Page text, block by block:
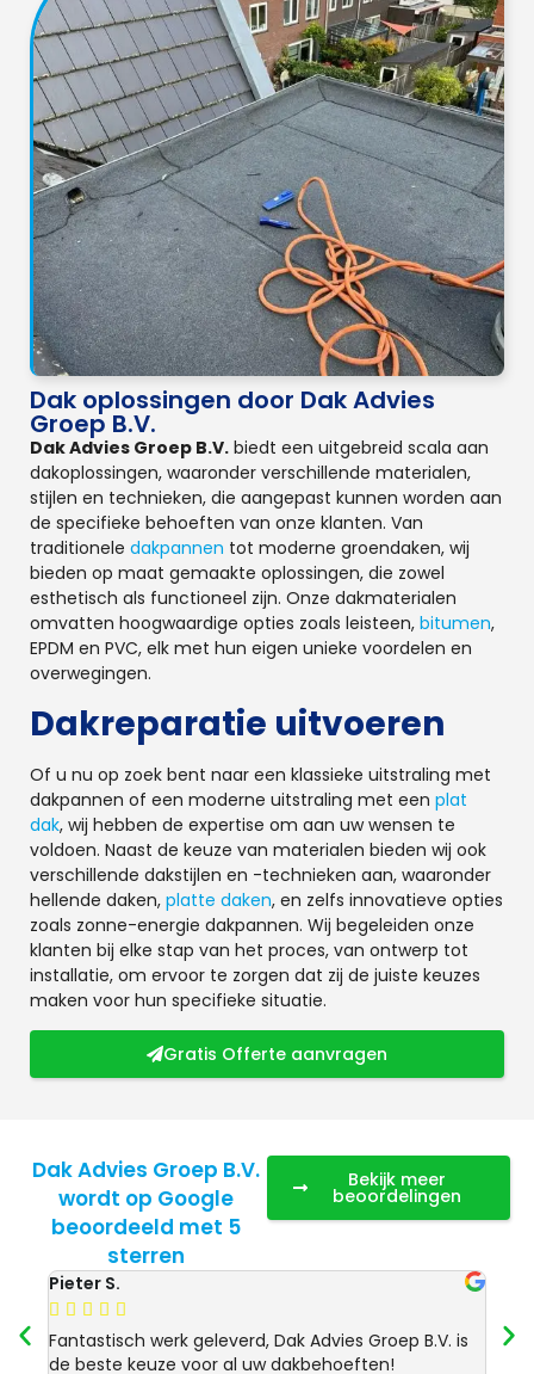
Dak oplossingen door Dak Advies
Groep B.V.
Dak Advies Groep B.V. biedt een uitgebreid scala aan
dakoplossingen, waaronder verschillende materialen,
stijlen en technieken, die aangepast kunnen worden aan
de specifieke behoeften van onze klanten. Van
traditionele dakpannen tot moderne groendaken, wij
bieden op maat gemaakte oplossingen, die zowel
esthetisch als functioneel zijn. Onze dakmaterialen
omvatten hoogwaardige opties zoals leisteen, bitumen,
EPDM en PVC, elk met hun eigen unieke voordelen en
overwegingen.
Dakreparatie uitvoeren
Of u nu op zoek bent naar een klassieke uitstraling met
dakpannen of een moderne uitstraling met een plat
dak, wij hebben de expertise om aan uw wensen te
voldoen. Naast de keuze van materialen bieden wij ook
verschillende dakstijlen en -technieken aan, waaronder
hellende daken, platte daken, en zelfs innovatieve opties
zoals zonne-energie dakpannen. Wij begeleiden onze
klanten bij elke stap van het proces, van ontwerp tot
installatie, om ervoor te zorgen dat zij de juiste keuzes
maken voor hun specifieke situatie.
Gratis Offerte aanvragen
Dak Advies Groep B.V.
wordt op Google
beoordeeld met 5
sterren
Bekijk meer
beoordelingen
Pieter S.
    
Fantastisch werk geleverd, Dak Advies Groep B.V. is
de beste keuze voor al uw dakbehoeften!